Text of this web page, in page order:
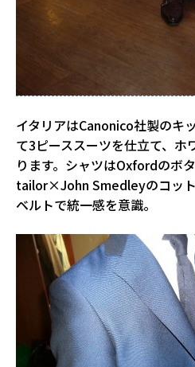
イタリアはCanonico社製のキ
て3ピーススーツを仕立て、ホ
ります。シャツはOxfordのボ
tailor×John Smedleyのコッ
ベルトで統一感を意識。